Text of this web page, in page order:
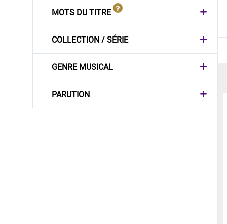
MOTS DU TITRE
COLLECTION / SÉRIE
GENRE MUSICAL
PARUTION